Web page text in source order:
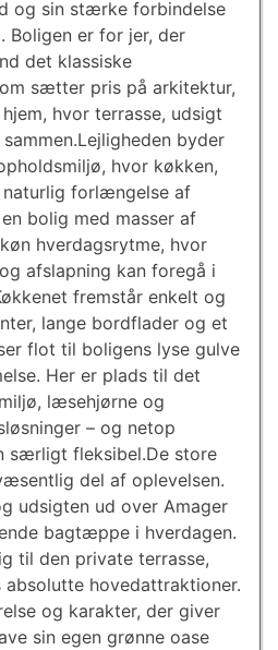
og sin stærke forbindelse
Boligen er for jer, der
det klassiske
sætter pris på arkitektur,
hvor terrasse, udsigt
byder
hvor køkken,
forlængelse af
bolig med masser af
hverdagsrytme, hvor
afslapning kan foregå i
fremstår enkelt og
lange bordflader og et
flot til boligens lyse gulve
Her er plads til det
læsehjørne og
– og netop
særligt fleksibel.De store
del af oplevelsen.
udsigten ud over Amager
bagtæppe i hverdagen.
til den private terrasse,
absolutte hovedattraktioner.
og karakter, der giver
sin egen grønne oase